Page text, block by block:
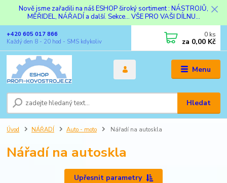
Nově jsme zařadili na náš ESHOP široký sortiment : NÁSTROJŮ,
MĚŘIDEL, NÁŘADÍ a další. Sekce... VŠE PRO VAŠI DÍLNU...
Menu
Hledat
+420 605 017 866
Každý den 8 - 20 hod - SMS kdykoliv
0 ks
za 0,00 Kč
Úvod NÁŘADÍ Auto - moto Nářadí na autoskla
Nářadí na autoskla
Upřesnit parametry